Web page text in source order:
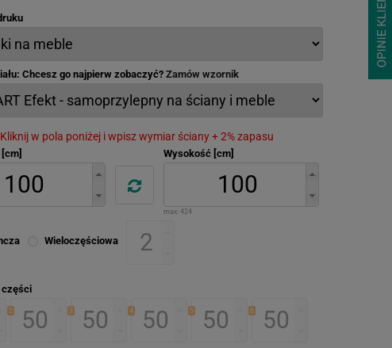
Chcesz go najpierw zobaczyć? Zamów wzornik
Kliknij w pola poniżej i wpisz wymiar ściany + 2% zapasu
Wysokość [cm]
max: 424
Wieloczęściowa
części
2 3 4 5 6